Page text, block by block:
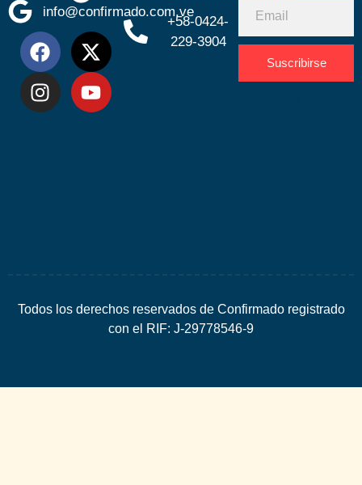
info@confirmado.com.ve
+58-0424-
229-3904
Suscribirse
Todos los derechos reservados de Confirmado registrado
con el RIF: J-29778546-9